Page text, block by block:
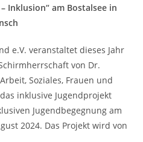
Inklusion“ am Bostalsee in
e.V. veranstaltet dieses Jahr
von Dr.
Soziales, Frauen und
inklusive Jugendprojekt
Jugendbegegnung am
2024. Das Projekt wird von